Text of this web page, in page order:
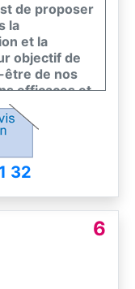
de proposer
la
et la
objectif de
être de nos
efficaces et
pour
leurs
32
6